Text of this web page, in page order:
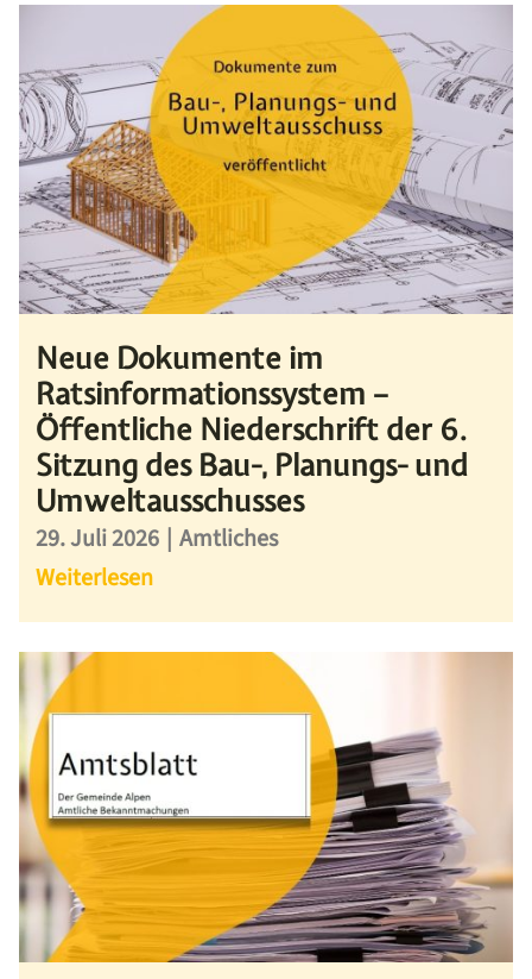
Neue Dokumente im
Ratsinformationssystem –
Öffentliche Niederschrift der 6.
Sitzung des Bau-, Planungs- und
Umweltausschusses
29. Juli 2026 | Amtliches
Weiterlesen